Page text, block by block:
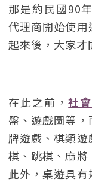
那是約民國90
代理商開始使
起來後，大家才
在此之前，社會
盤、遊戲圖等
牌遊戲、棋類
棋、跳棋、麻將
此外，桌遊具